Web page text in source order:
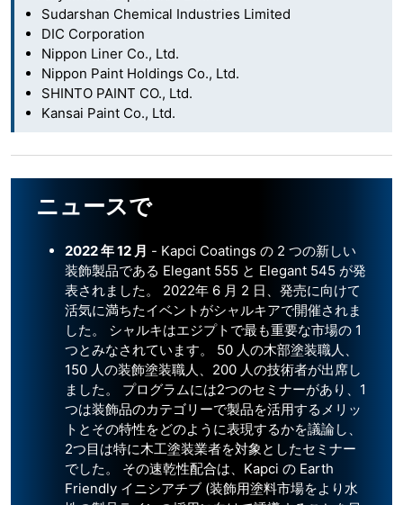
Sudarshan Chemical Industries Limited
DIC Corporation
Nippon Liner Co., Ltd.
Nippon Paint Holdings Co., Ltd.
SHINTO PAINT CO., Ltd.
Kansai Paint Co., Ltd.
ニュースで
2022 年 12 月 - Kapci Coatings の 2 つの新しい
装飾製品である Elegant 555 と Elegant 545 が発
表されました。 2022年 6 月 2 日、発売に向けて
活気に満ちたイベントがシャルキアで開催されま
した。 シャルキはエジプトで最も重要な市場の 1
つとみなされています。 50 人の木部塗装職人、
150 人の装飾塗装職人、200 人の技術者が出席し
ました。 プログラムには2つのセミナーがあり、1
つは装飾品のカテゴリーで製品を活用するメリッ
トとその特性をどのように表現するかを議論し、
2つ目は特に木工塗装業者を対象としたセミナー
でした。 その速乾性配合は、Kapci の Earth
Friendly イニシアチブ (装飾用塗料市場をより水